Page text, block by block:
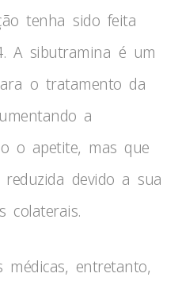
tenha sido feita
A sibutramina é um
o tratamento da
a
o apetite, mas que
devido a sua
colaterais.
médicas, entretanto,